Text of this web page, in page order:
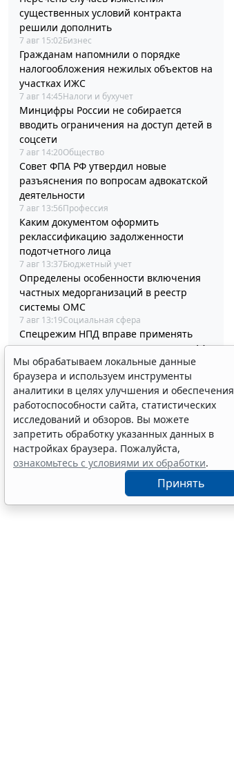
существенных условий контракта
решили дополнить
7 авг 15:02Бизнес
Гражданам напомнили о порядке
налогообложения нежилых объектов на
участках ИЖС
7 авг 14:45Налоги и бухучет
Минцифры России не собирается
вводить ограничения на доступ детей в
соцсети
7 авг 14:20Общество
Совет ФПА РФ утвердил новые
разъяснения по вопросам адвокатской
деятельности
7 авг 13:56Профессия
Каким документом оформить
реклассификацию задолженности
подотчетного лица
7 авг 13:37Бюджетный учет
Определены особенности включения
частных медорганизаций в реестр
системы ОМС
7 авг 13:19Социальная сфера
Спецрежим НПД вправе применять
несовершеннолетние в возрасте от 14
до 18 лет
7 авг 12:58Налоги и бухучет
При госрегистрации судна определят
соответствие идентифицирующим
признакам
7 авг 12:34 Транспорт
В Госдуме предложили заменить ЕГЭ
аттестацией в форме государственного
Мы обрабатываем локальные данные
браузера и используем инструменты
аналитики в целях улучшения и обеспечения
работоспособности сайта, статистических
исследований и обзоров. Вы можете
запретить обработку указанных данных в
настройках браузера. Пожалуйста,
ознакомьтесь с условиями их обработки.
Принять